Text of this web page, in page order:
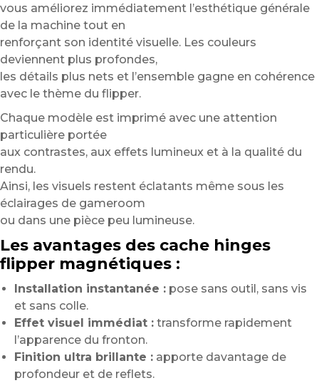
vous améliorez immédiatement l’esthétique générale
de la machine tout en
renforçant son identité visuelle. Les couleurs
deviennent plus profondes,
les détails plus nets et l’ensemble gagne en cohérence
avec le thème du flipper.
Chaque modèle est imprimé avec une attention
particulière portée
aux contrastes, aux effets lumineux et à la qualité du
rendu.
Ainsi, les visuels restent éclatants même sous les
éclairages de gameroom
ou dans une pièce peu lumineuse.
Les avantages des cache hinges
flipper magnétiques :
Installation instantanée : pose sans outil, sans vis
et sans colle.
Effet visuel immédiat : transforme rapidement
l’apparence du fronton.
Finition ultra brillante : apporte davantage de
profondeur et de reflets.